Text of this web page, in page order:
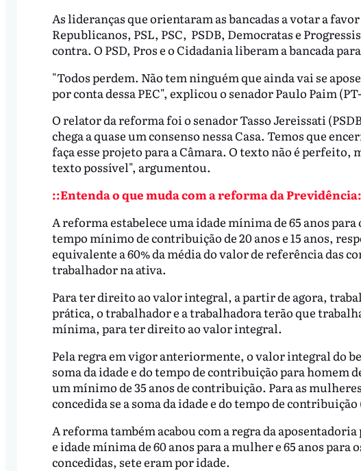
As lideranças que orientaram as bancadas a votar a
Republicanos, PSL, PSC, PSDB, Democratas e
contra. O PSD, Pros e o Cidadania liberam a bancada
"Todos perdem. Não tem ninguém que ainda vai se
por conta dessa PEC", explicou o senador Paulo Paim
O relator da reforma foi o senador Tasso Jereissati
chega a quase um consenso nessa Casa. Temos que
faça esse projeto para a Câmara. O texto não é perfeito,
texto possível", argumentou.
::Entenda o que muda com a reforma da
A reforma estabelece uma idade mínima de 65 anos
tempo mínimo de contribuição de 20 anos e 15 anos,
equivalente a 60% da média do valor de referência das
trabalhador na ativa.
Para ter direito ao valor integral, a partir de agora,
prática, o trabalhador e a trabalhadora terão que
mínima, para ter direito ao valor integral.
Pela regra em vigor anteriormente, o valor integral do
soma da idade e do tempo de contribuição para homem
um mínimo de 35 anos de contribuição. Para as
concedida se a soma da idade e do tempo de
A reforma também acabou com a regra da
e idade mínima de 60 anos para a mulher e 65 anos para
concedidas, sete eram por idade.